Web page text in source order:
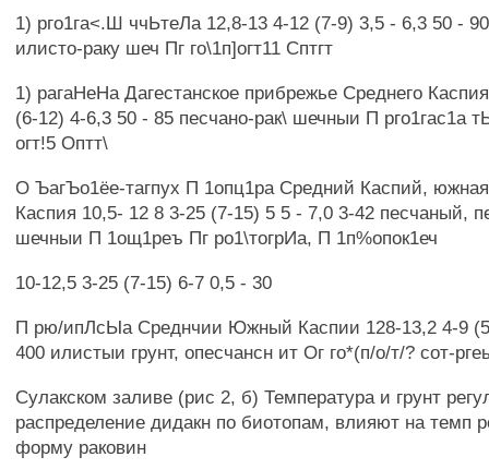
1) рго1га<.Ш ччЬтеЛа 12,8-13 4-12 (7-9) 3,5 - 6,3 50 -
илисто-раку шеч Пг го\1п]огт11 Сптгт
1) рагаНеНа Дагестанское прибрежье Среднего
(6-12) 4-6,3 50 - 85 песчано-рак\ шечныи П рго1гас1а
огт!5 Оптт\
О ЪагЪо1ёе-тагпух П 1опц1ра Средний Каспий,
Каспия 10,5- 12 8 3-25 (7-15) 5 5 - 7,0 3-42 песчаный,
шечныи П 1ощ1реъ Пг ро1\тогрИа, П 1п%опок1еч
10-12,5 3-25 (7-15) 6-7 0,5 - 30
П рю/ипЛсЫа Среднчии Южный Каспии 128-13,2 4-9
400 илистыи грунт, опесчансн ит Ог го*(п/о/т/? сот-
Сулакском заливе (рис 2, б) Температура и грунт
распределение дидакн по биотопам, влияют на темп
форму раковин